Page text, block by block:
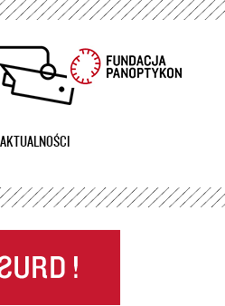
AKTUALNOŚCI